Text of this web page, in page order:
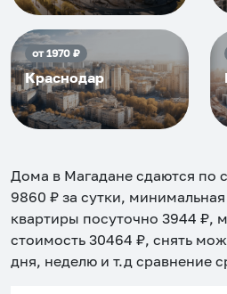
от1970₽
Краснодар
Дома в Магадане сдаются по
9860 ₽ за сутки,
квартиры посуточно 3944 ₽,
стоимость 30464 ₽, снять
дня, неделю и т.д сравнение